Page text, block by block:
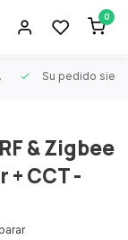
0
. Su pedido
& Zigbee
+ CCT -